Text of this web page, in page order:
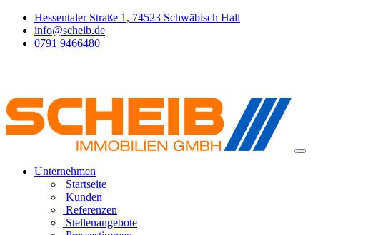
Hessentaler Straße 1, 74523 Schwäbisch Hall
info@scheib.de
0791 9466480
Unternehmen
Startseite
Kunden
Referenzen
Stellenangebote